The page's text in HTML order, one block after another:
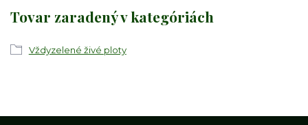
Tovar zaradený v kategóriách
Vždyzelené živé ploty